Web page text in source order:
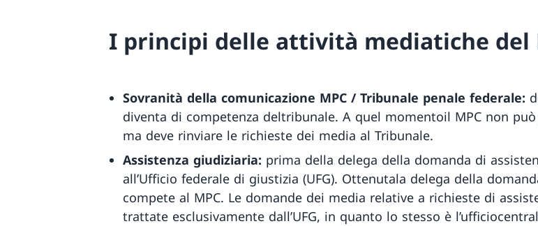
I principi delle attività mediatiche del
Sovranità della comunicazione MPC / Tribunale penale federale:
diventa di competenza deltribunale. A quel momentoil MPC non
ma deve rinviare le richieste dei media al Tribunale.
Assistenza giudiziaria: prima della delega della domanda di
all’Ufficio federale di giustizia (UFG). Ottenutala delega della
compete al MPC. Le domande dei media relative a richieste di
trattate esclusivamente dall’UFG, in quanto lo stesso è